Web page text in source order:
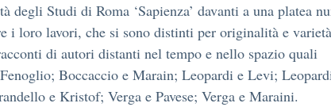
degli Studi di Roma ‘Sapienza’ davanti a una platea
i loro lavori, che si sono distinti per originalità e
di autori distanti nel tempo e nello spazio quali
Boccaccio e Marain; Leopardi e Levi;
e Kristof; Verga e Pavese; Verga e Maraini.